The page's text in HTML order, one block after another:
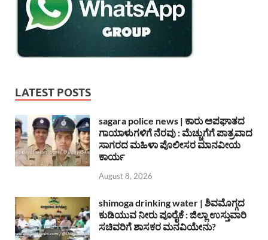
LATEST POSTS
sagara police news | ಕಾರು ಅಪಘಾತದ
ಗಾಯಾಳುಗಳಿಗೆ ನೆರವು : ಮೆಚ್ಚುಗೆಗೆ ಪಾತ್ರವಾದ
ಸಾಗರದ ಮಹಿಳಾ ಪೊಲೀಸರ ಮಾನವೀಯ
ಕಾರ್ಯ
August 8, 2026
shimoga drinking water | ಶಿವಮೊಗ್ಗದ
ಕುಡಿಯುವ ನೀರು ಪೂರೈಕೆ : ಜಿಲ್ಲಾ ಉಸ್ತುವಾರಿ
ಸಚಿವರಿಗೆ ಶಾಸಕರ ಮನವಿಯೇನು?